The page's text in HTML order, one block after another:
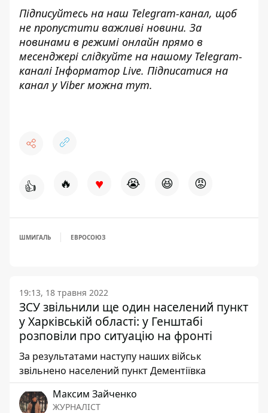
Підписуйтесь на наш Telegram-канал, щоб
не пропустити важливі новини. За
новинами в режимі онлайн прямо в
месенджері слідкуйте на нашому Telegram-
каналіІнформатор Live. Підписатися на
канал у Viber можна тут.
👍 🔥 ♥ 😭 😆 😡
ШМИГАЛЬ ЕВРОСОЮЗ
19:13, 18 травня 2022
ЗСУ звільнили ще один населений пункт
у Харківській області: у Генштабі
розповіли про ситуацію на фронті
За результатами наступу наших військ
звільнено населений пункт Дементіївка
Максим Зайченко
ЖУРНАЛІСТ